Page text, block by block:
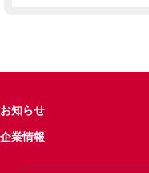
お知らせ
企業情報